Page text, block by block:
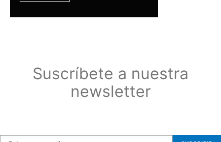
Suscríbete a nuestra
newsletter